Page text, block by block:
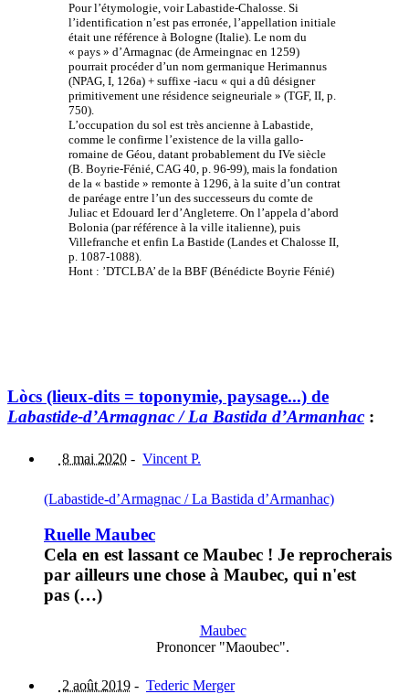
Pour l’étymologie, voir Labastide-Chalosse. Si
l’identification n’est pas erronée, l’appellation initiale
était une référence à Bologne (Italie). Le nom du
« pays » d’Armagnac (de Armeingnac en 1259)
pourrait procéder d’un nom germanique Herimannus
(NPAG, I, 126a) + suffixe -iacu « qui a dû désigner
primitivement une résidence seigneuriale » (TGF, II, p.
750).
L’occupation du sol est très ancienne à Labastide,
comme le confirme l’existence de la villa gallo-
romaine de Géou, datant probablement du IVe siècle
(B. Boyrie-Fénié, CAG 40, p. 96-99), mais la fondation
de la « bastide » remonte à 1296, à la suite d’un contrat
de paréage entre l’un des successeurs du comte de
Juliac et Edouard Ier d’Angleterre. On l’appela d’abord
Bolonia (par référence à la ville italienne), puis
Villefranche et enfin La Bastide (Landes et Chalosse II,
p. 1087-1088).
Hont : ’DTCLBA’ de la BBF (Bénédicte Boyrie Fénié)
Lòcs (lieux-dits = toponymie, paysage...) de
Labastide-d’Armagnac / La Bastida d’Armanhac :
8 mai 2020 - Vincent P.
(Labastide-d’Armagnac / La Bastida d’Armanhac)
Ruelle Maubec
Cela en est lassant ce Maubec ! Je reprocherais
par ailleurs une chose à Maubec, qui n'est
pas (…)
Maubec
Prononcer "Maoubec".
2 août 2019 - Tederic Merger